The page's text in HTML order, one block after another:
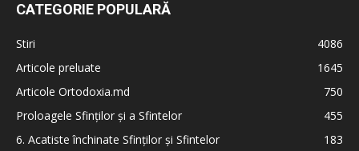
CATEGORIE POPULARĂ
Stiri
4086
Articole preluate
1645
Articole Ortodoxia.md
750
Proloagele Sfinților și a Sfintelor
455
6. Acatiste închinate Sfinților și Sfintelor
183